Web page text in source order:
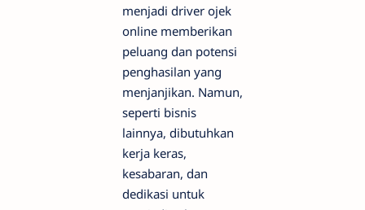
menjadi driver ojek
online memberikan
peluang dan potensi
penghasilan yang
menjanjikan. Namun,
seperti bisnis
lainnya, dibutuhkan
kerja keras,
kesabaran, dan
dedikasi untuk